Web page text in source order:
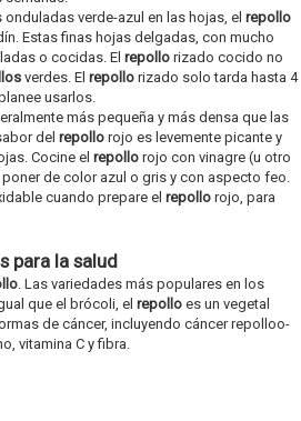
verde-azul en las hojas, el repollo
Estas finas hojas delgadas, con mucho
o cocidas. El repollorizado cocido no
verdes. El repollorizado solo tarda hasta 4
usarlos.
más pequeña y más densa que las
del repollorojo es levemente picante y
Cocine el repollorojo con vinagre (u otro
de color azul o gris y con aspecto feo.
cuando prepare el repollorojo, para
para la salud
. Las variedades más populares en los
que el brócoli, el repolloes un vegetal
de cáncer, incluyendo cáncer repolloo-
vitamina C y fibra.